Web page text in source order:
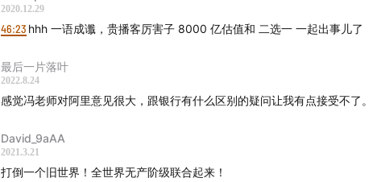
2020.12.29
46:23 hhh 一语成谶，贵播客厉害子 8000 亿估值和 二选一 一起出事儿了
最后一片落叶
2022.8.24
感觉冯老师对阿里意见很大，跟银行有什么区别的疑问让我有点接受不了。
David_9aAA
2021.3.21
打倒一个旧世界！全世界无产阶级联合起来！